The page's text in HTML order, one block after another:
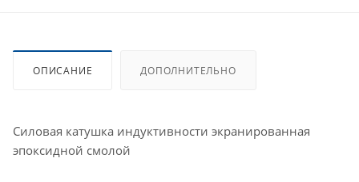
ОПИСАНИЕ ДОПОЛНИТЕЛЬНО
Силовая катушка индуктивности экранированная
эпоксидной смолой